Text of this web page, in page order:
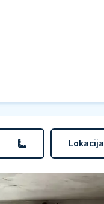
Lokacija